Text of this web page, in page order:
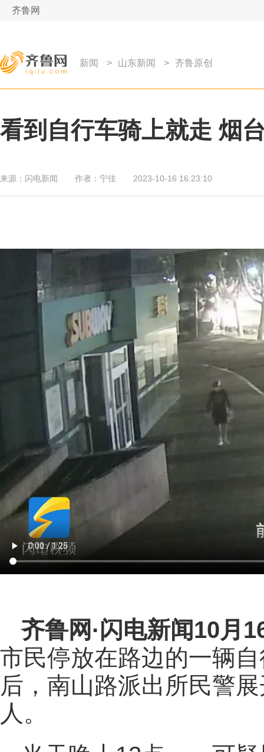
齐鲁网
新闻 > 山东新闻 > 齐鲁原创
看到自行车骑上就走 烟
来源： 闪电新闻 作者： 宁佳 2023-10-16 16:23:10
齐鲁网 ·闪电新闻10月
市民停放在路边的一辆
后，南山路派出所民警
人。